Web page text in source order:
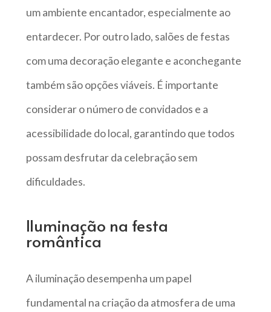
um ambiente encantador, especialmente ao
entardecer. Por outro lado, salões de festas
com uma decoração elegante e aconchegante
também são opções viáveis. É importante
considerar o número de convidados e a
acessibilidade do local, garantindo que todos
possam desfrutar da celebração sem
dificuldades.
Iluminação na festa
romântica
A iluminação desempenha um papel
fundamental na criação da atmosfera de uma